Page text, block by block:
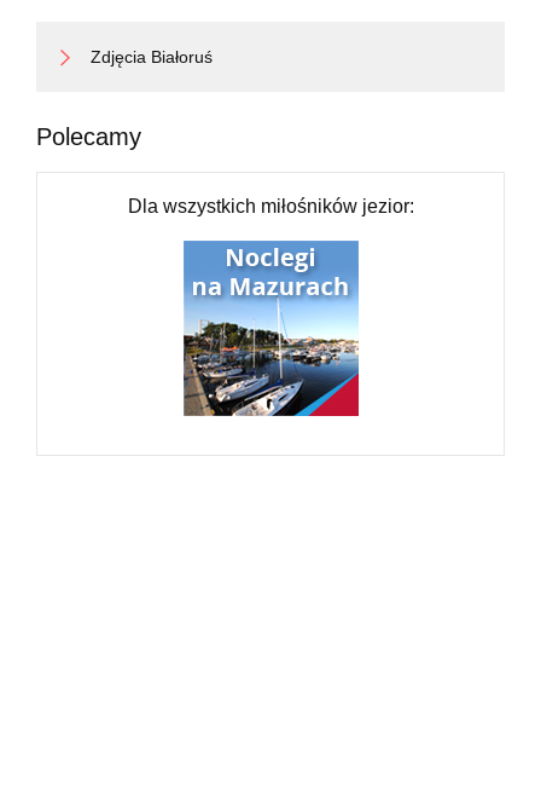
Zdjęcia Białoruś
Polecamy
Dla wszystkich miłośników jezior: